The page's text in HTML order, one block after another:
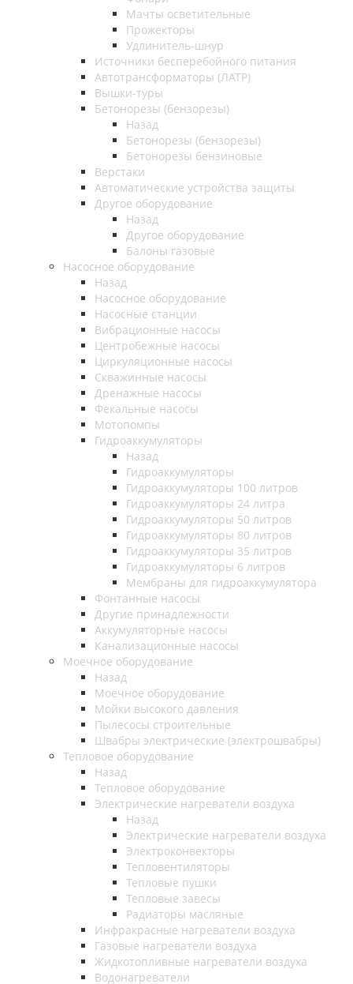
Мачты осветительные
Прожекторы
Удлинитель-шнур
Источники бесперебойного питания
Автотрансформаторы (ЛАТР)
Вышки-туры
Бетонорезы (бензорезы)
Назад
Бетонорезы (бензорезы)
Бетонорезы бензиновые
Верстаки
Автоматические устройства защиты
Другое оборудование
Назад
Другое оборудование
Балоны газовые
Насосное оборудование
Назад
Насосное оборудование
Насосные станции
Вибрационные насосы
Центробежные насосы
Циркуляционные насосы
Скважинные насосы
Дренажные насосы
Фекальные насосы
Мотопомпы
Гидроаккумуляторы
Назад
Гидроаккумуляторы
Гидроаккумуляторы 100 литров
Гидроаккумуляторы 24 литра
Гидроаккумуляторы 50 литров
Гидроаккумуляторы 80 литров
Гидроаккумуляторы 35 литров
Гидроаккумуляторы 6 литров
Мембраны для гидроаккумулятора
Фонтанные насосы
Другие принадлежности
Аккумуляторные насосы
Канализационные насосы
Моечное оборудование
Назад
Моечное оборудование
Мойки высокого давления
Пылесосы строительные
Швабры электрические (электрошвабры)
Тепловое оборудование
Назад
Тепловое оборудование
Электрические нагреватели воздуха
Назад
Электрические нагреватели воздуха
Электроконвекторы
Тепловентиляторы
Тепловые пушки
Тепловые завесы
Радиаторы масляные
Инфракрасные нагреватели воздуха
Газовые нагреватели воздуха
Жидкотопливные нагреватели воздуха
Водонагреватели